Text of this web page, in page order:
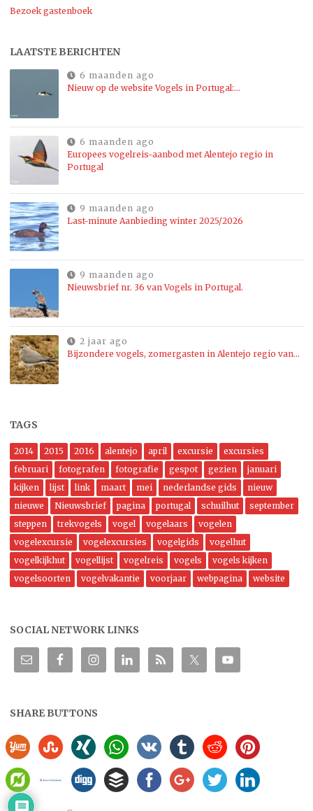
Bezoek gastenboek
LAATSTE BERICHTEN
6 maanden ago
Nieuw op de website Vogels in Portugal:…
6 maanden ago
Europees vogelreis-aanbod met Alentejo regio in
Portugal
9 maanden ago
Last-minute Aanbieding winter 2025/2026
9 maanden ago
Nieuwsbrief nr. 36 van Vogels in Portugal.
2 jaar ago
Bijzondere vogels, zomergasten in Alentejo regio van…
TAGS
2014 2015 2016 alentejo april excursie
excursies
februari
fotografen fotografie gespot gezien
januari
kijken
lijst link maart mei nederlandse gids
nieuw
nieuwe
Nieuwsbrief pagina portugal schuilhut
september
steppen
trekvogels vogel vogelaars
vogelen
vogelexcursie
vogelexcursies vogelgids
vogelhut
vogelkijkhut
vogellijst vogelreis vogels
vogels kijken
vogelsoorten
vogelvakantie voorjaar webpagina website
SOCIAL NETWORK LINKS
SHARE BUTTONS